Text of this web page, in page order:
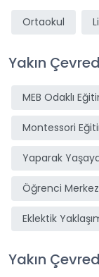
Ortaokul
Yakın
MEB Odaklı
Montessori
Yaparak
Öğrenci
Eklektik
Yakın